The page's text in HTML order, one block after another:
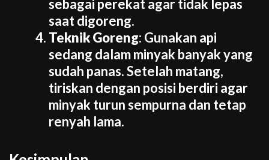
sebagai perekat agar tidak lepas
saat digoreng.
Teknik Goreng: Gunakan api
sedang dalam minyak banyak yang
sudah panas. Setelah matang,
tiriskan dengan posisi berdiri agar
minyak turun sempurna dan tetap
renyah lama.